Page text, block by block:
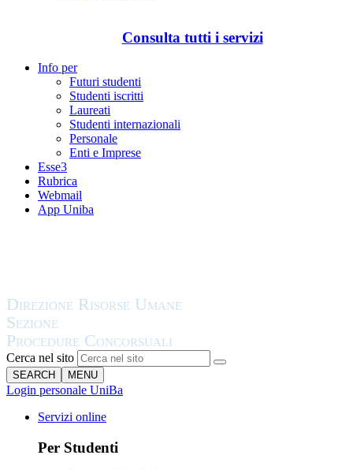
Consulta tutti i servizi
Info per
Futuri studenti
Studenti iscritti
Laureati
Studenti internazionali
Personale
Enti e Imprese
Esse3
Rubrica
Webmail
App Uniba
Cerca nel sito
SEARCH MENU
Login personale UniBa
Servizi online
Per Studenti